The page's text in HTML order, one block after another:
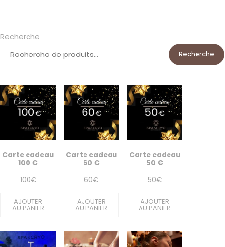
Recherche
Recherche
Carte cadeau
100 €
100€
AJOUTER
AU PANIER
Carte cadeau
60 €
60€
AJOUTER
AU PANIER
Carte cadeau
50 €
50€
AJOUTER
AU PANIER